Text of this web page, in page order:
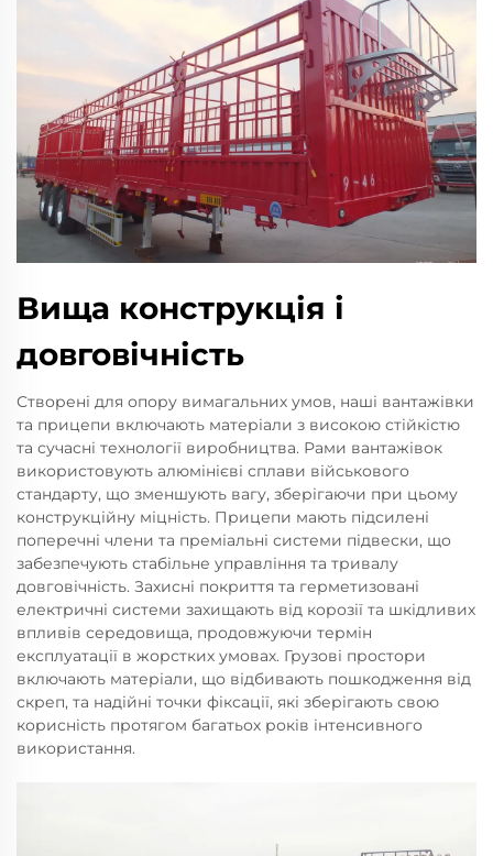
Вища конструкція і
довговічність
Створені для опору вимагальних умов, наші вантажівки
та прицепи включають матеріали з високою стійкістю
та сучасні технології виробництва. Рами вантажівок
використовують алюмінієві сплави військового
стандарту, що зменшують вагу, зберігаючи при цьому
конструкційну міцність. Прицепи мають підсилені
поперечні члени та преміальні системи підвески, що
забезпечують стабільне управління та тривалу
довговічність. Захисні покриття та герметизовані
електричні системи захищають від корозії та шкідливих
впливів середовища, продовжуючи термін
експлуатації в жорстких умовах. Грузові простори
включають матеріали, що відбивають пошкодження від
скреп, та надійні точки фіксації, які зберігають свою
корисність протягом багатьох років інтенсивного
використання.